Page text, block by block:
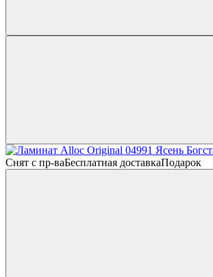
Снят с пр-ваБесплатная доставкаПодарок